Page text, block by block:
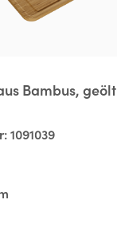
Bambus, geölt
1091039